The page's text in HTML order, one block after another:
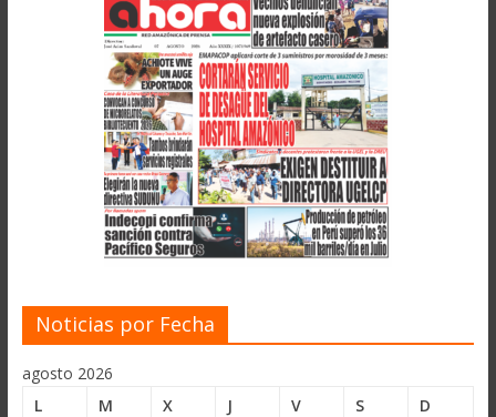
Noticias por Fecha
agosto 2026
L
M X J V S
D